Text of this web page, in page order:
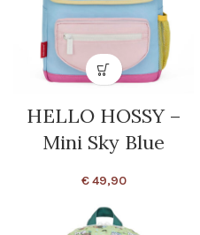
HELLO HOSSY –
Mini Sky Blue
€49,90